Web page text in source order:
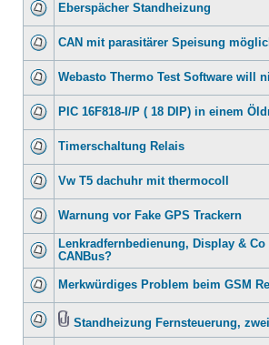
Eberspächer Standheizung
CAN mit parasitärer Speisung
Webasto Thermo Test Software will
PIC 16F818-I/P ( 18 DIP) in einem
Timerschaltung Relais
Vw T5 dachuhr mit thermocoll
Warnung vor Fake GPS Trackern
Lenkradfernbedienung, Display &
CANBus?
Merkwürdiges Problem beim GSM
Standheizung Fernsteuerung,